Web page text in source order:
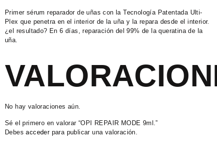
Primer sérum reparador de uñas con la Tecnología Patentada Ulti-
Plex que penetra en el interior de la uña y la repara desde el interior.
¿el resultado? En 6 días, reparación del 99% de la queratina de la
uña.
No hay valoraciones aún.
Sé el primero en valorar “OPI REPAIR MODE 9ml.”
Debesaccederpara publicar una valoración.